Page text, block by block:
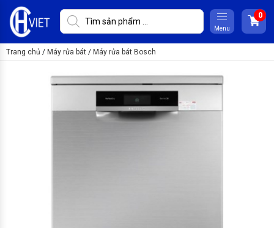
Menu
Trang chủ / Máy rửa bát / Máy rửa bát Bosch